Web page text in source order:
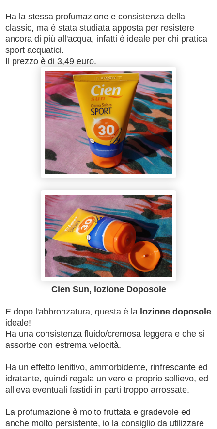
Ha la stessa profumazione e consistenza della
classic, ma è stata studiata apposta per resistere
ancora di più all'acqua, infatti è ideale per chi pratica
sport acquatici.
Il prezzo è di 3,49 euro.
Cien Sun, lozione Doposole
E dopo l'abbronzatura, questa è la lozione doposole
ideale!
Ha una consistenza fluido/cremosa leggera e che si
assorbe con estrema velocità.
Ha un effetto lenitivo, ammorbidente, rinfrescante ed
idratante, quindi regala un vero e proprio sollievo, ed
allieva eventuali fastidi in parti troppo arrossate.
La profumazione è molto fruttata e gradevole ed
anche molto persistente, io la consiglio da utilizzare